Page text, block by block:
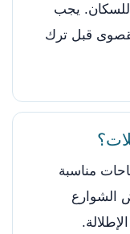
يجب
قبل ترك
مناسبة
الشوارع